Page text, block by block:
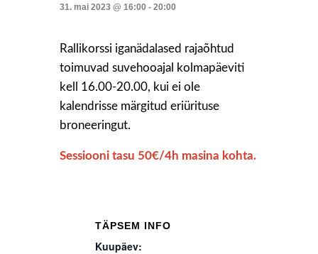
31. mai 2023 @ 16:00 - 20:00
Rallikorssi iganädalased rajaõhtud
toimuvad suvehooajal kolmapäeviti
kell 16.00-20.00, kui ei ole
kalendrisse märgitud eriürituse
broneeringut.
Sessiooni tasu 50€/4h masina kohta.
TÄPSEM INFO
Kuupäev: